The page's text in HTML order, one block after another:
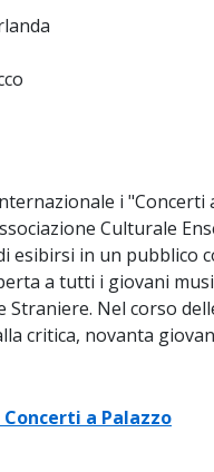
i
Culturale
esibirsi in un pubblico
a tutti i giovani
Nel corso
critica, novanta
a Palazzo